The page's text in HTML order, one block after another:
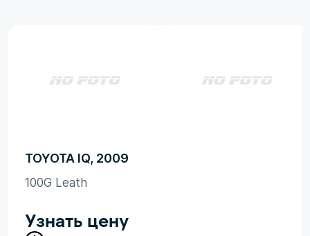
TOYOTA IQ, 2009
100G Leath
Узнать цену